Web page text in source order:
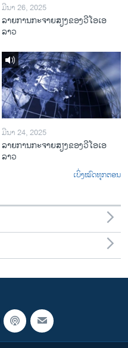
ມີນາ 26, 2025
ລາຍການກະຈາຍສຽງຂອງວີໂອເອ
ລາວ
ມີນາ 24, 2025
ລາຍການກະຈາຍສຽງຂອງວີໂອເອ
ລາວ
ເບິ່ງໝົດທຸກຕອນ